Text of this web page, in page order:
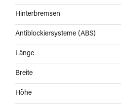
Hinterbremsen
Antiblockiersysteme (ABS)
Länge
Breite
Höhe